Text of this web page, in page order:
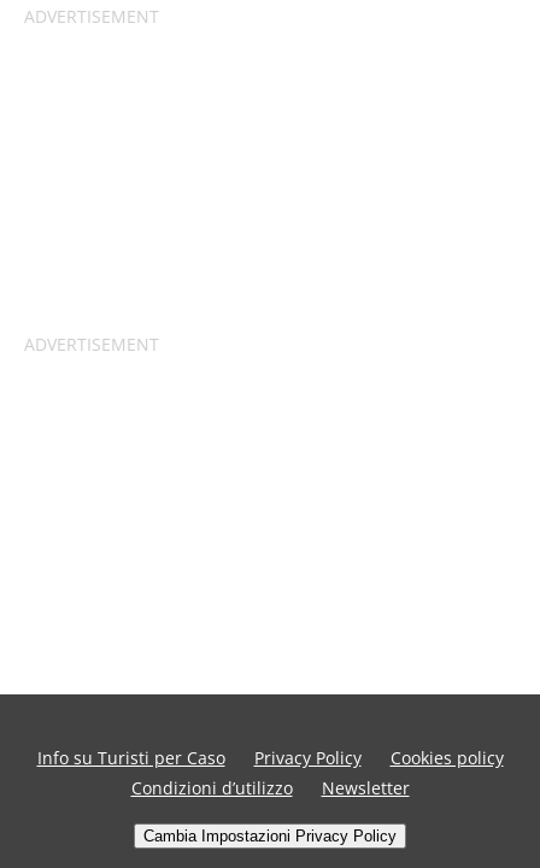
Info su Turisti per Caso Privacy Policy
Cookies policy
Condizioni d’utilizzo
Newsletter
Cambia Impostazioni Privacy Policy